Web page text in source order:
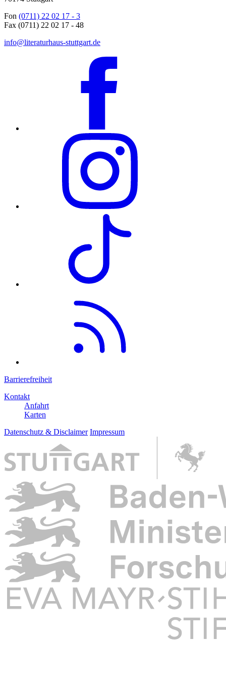
Fon (0711) 22 02 17 - 3
Fax (0711) 22 02 17 - 48
info@literaturhaus-stuttgart.de
Barrierefreiheit
Kontakt
Anfahrt
Karten
Datenschutz & Disclaimer Impressum